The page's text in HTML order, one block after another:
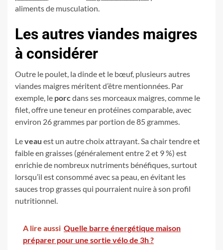
aliments de musculation.
Les autres viandes maigres
à considérer
Outre le poulet, la dinde et le bœuf, plusieurs autres
viandes maigres méritent d’être mentionnées. Par
exemple, le porcdans ses morceaux maigres, comme le
filet, offre une teneur en protéines comparable, avec
environ 26 grammes par portion de 85 grammes.
Leveau est un autre choix attrayant. Sa chair tendre et
faible en graisses (généralement entre 2 et 9 %) est
enrichie de nombreux nutriments bénéfiques, surtout
lorsqu’il est consommé avec sa peau, en évitant les
sauces trop grasses qui pourraient nuire à son profil
nutritionnel.
A lire aussi Quelle barre énergétique maison
préparer pour une sortie vélo de 3h ?